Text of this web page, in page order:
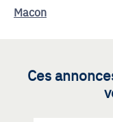
Macon
Ces